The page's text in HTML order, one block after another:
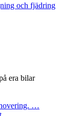
och fjädring
era bilar
…